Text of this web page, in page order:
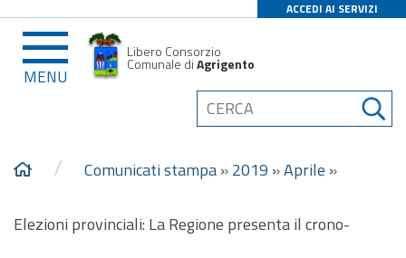
ACCEDI AI SERVIZI
MENU
Libero Consorzio
Comunale diAgrigento
/ Comunicati stampa»2019 »Aprile »
Elezioni provinciali: La Regione presenta il crono-